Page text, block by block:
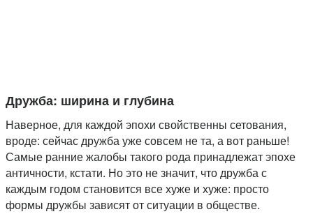
Дружба: ширина и глубина
Наверное, для каждой эпохи свойственны сетования,
вроде: сейчас дружба уже совсем не та, а вот раньше!
Самые ранние жалобы такого рода принадлежат эпохе
античности, кстати. Но это не значит, что дружба с
каждым годом становится все хуже и хуже: просто
формы дружбы зависят от ситуации в обществе.